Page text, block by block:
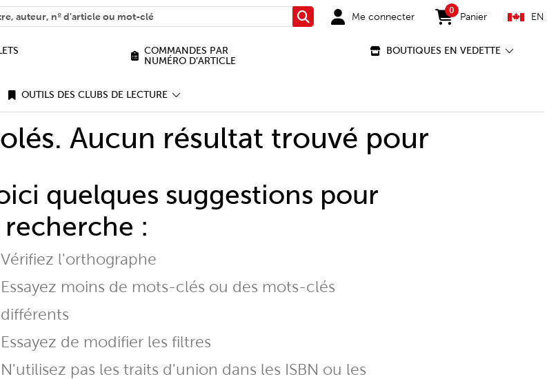
find?
RechercherMe connecter
0
items in cart
Panier EN
COMMANDES PAR
NUMÉRO D’ARTICLE
BOUTIQUES EN VEDETTE
OUTILS DES CLUBS DE LECTURE
Aucun résultat trouvé pour
quelques suggestions pour
recherche :
Vérifiez l'orthographe
Essayez moins de mots-clés ou des mots-clés
différents
Essayez de modifier les filtres
N'utilisez pas les traits d'union dans les ISBN ou les